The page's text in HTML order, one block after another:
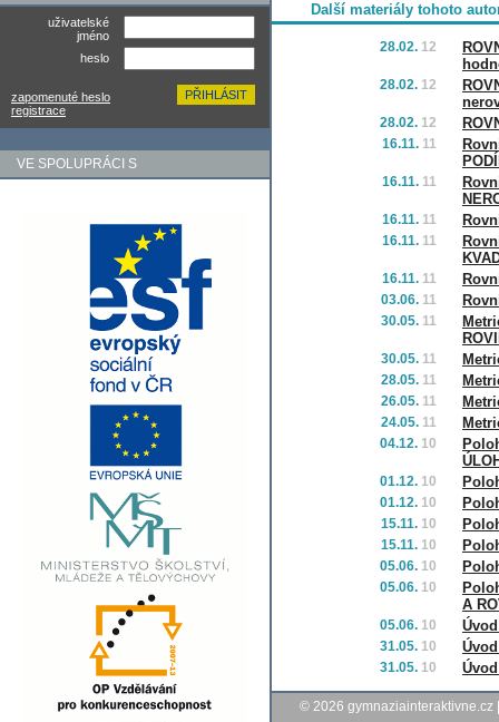
uživatelské
jméno
heslo
zapomenuté heslo
registrace
VE SPOLUPRÁCI S
Další materiály tohoto
28.02. 12
28.02. 12
28.02. 12
16.11. 11
16.11. 11
16.11. 11
16.11. 11
16.11. 11
03.06. 11
30.05. 11
30.05. 11
28.05. 11
26.05. 11
24.05. 11
04.12. 10
01.12. 10
01.12. 10
15.11. 10
15.11. 10
05.06. 10
05.06. 10
A
05.06. 10
31.05. 10
31.05. 10
© 2026 gymnaziainteraktivne.cz